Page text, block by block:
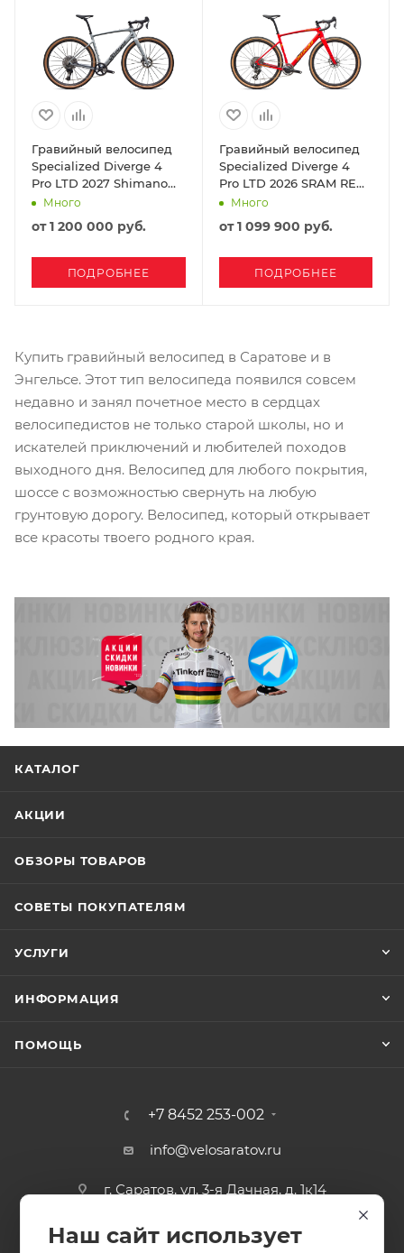
Гравийный велосипед
Specialized Diverge 4
Pro LTD 2027 Shimano
XTR/GRX Di2 Grey
Много
от1 200 000 руб.
ПОДРОБНЕЕ
Гравийный велосипед
Specialized Diverge 4
Pro LTD 2026 SRAM RED
XPLR Gloss Vivid Red
Много
от1 099 900 руб.
ПОДРОБНЕЕ
Купить гравийный велосипед в Саратове и в
Энгельсе. Этот тип велосипеда появился совсем
недавно и занял почетное место в сердцах
велосипедистов не только старой школы, но и
искателей приключений и любителей походов
выходного дня. Велосипед для любого покрытия,
шоссе с возможностью свернуть на любую
грунтовую дорогу. Велосипед, который открывает
все красоты твоего родного края.
КАТАЛОГ
АКЦИИ
ОБЗОРЫ ТОВАРОВ
СОВЕТЫ ПОКУПАТЕЛЯМ
УСЛУГИ
ИНФОРМАЦИЯ
ПОМОЩЬ
+7 8452 253-002
info@velosaratov.ru
г. Саратов, ул. 3-я Дачная, д. 1к14
Наш сайт использует